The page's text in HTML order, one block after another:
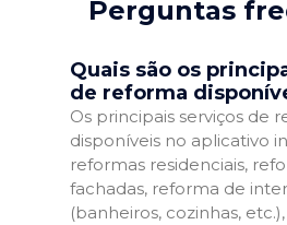
Perguntas
Quais são os
de reforma
Os principais serviços de
disponíveis no aplicativo
reformas residenciais,
fachadas, reforma de
(banheiros, cozinhas,